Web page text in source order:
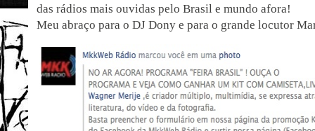
das rádios mais ouvidas pelo Brasil e mundo afora!
Meu abraço para o DJ Dony e para o grande locutor